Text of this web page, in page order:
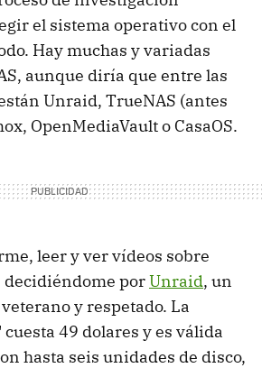
el sistema operativo con el
Hay muchas y variadas
aunque diría que entre las
Unraid, TrueNAS (antes
OpenMediaVault o CasaOS.
leer y ver vídeos sobre
decidiéndome porUnraid, un
y respetado. La
49 dolares y es válida
hasta seis unidades de disco,